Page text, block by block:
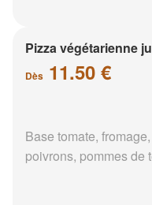
Pizza végétarienne
Dès 11.50 €
Base tomate,
poivrons, pommes de